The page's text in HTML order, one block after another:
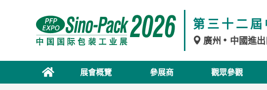
第三十二
廣州 中國進
展會概覽 參展商 觀眾參觀